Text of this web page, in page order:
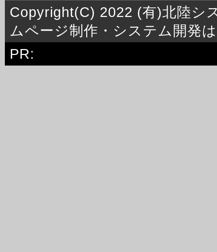
Copyright(C) 2022 (有)北陸シ
ムページ制作・システム開発
PR: